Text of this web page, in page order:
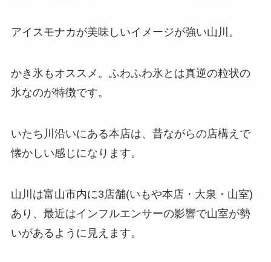
アイスモナカが美味しいイメージが強い山川。
かき氷もオススメ。ふわふわ氷とは真逆の粒状の
氷なのが特徴です。
いたち川沿いにある本店は、昔ながらの店構えで
懐かしい感じになります。
山川は富山市内に3店舗(いもや本店・大泉・山室)
あり、最近はインフルエンサーの影響で山室が勢
いがあるように見えます。